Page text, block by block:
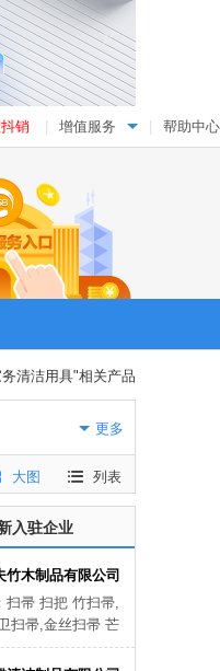
销 增值服务 帮助中心
清洁用具"相关产品
更多
大图 列表
入驻企业
竹木制品有限公司
扫帚 扫把 竹扫帚,
扫帚,金丝扫帚 芒
扫帚,竹枝扫帚